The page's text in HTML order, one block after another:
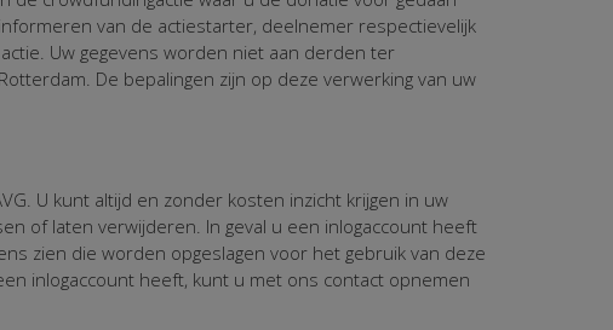
van de actiestarter, deelnemer respectievelijk
Uw gegevens worden niet aan derden ter
De bepalingen zijn op deze verwerking van uw
U kunt altijd en zonder kosten inzicht krijgen in uw
of laten verwijderen. In geval u een inlogaccount heeft
zien die worden opgeslagen voor het gebruik van deze
inlogaccount heeft, kunt u met ons contact opnemen